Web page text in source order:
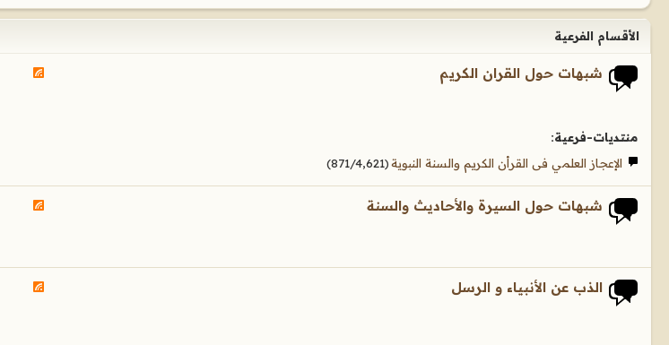
الأقسام الفرعية
شبهات حول القران الكريم
منتديات-فرعية:
الإعجاز العلمي فى القرأن الكريم والسنة النبوية(871/4,621)
شبهات حول السيرة والأحاديث والسنة
الذب عن الأنبياء و الرسل